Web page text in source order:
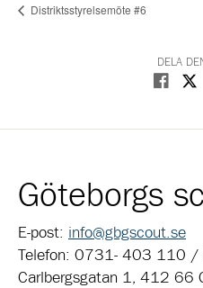
Distriktsstyrelsemöte #6
DELA
Dela på
Göteborgs
E-post: info@gbgscout.se
Telefon: 0731- 403 110
Carlbergsgatan 1, 412 66